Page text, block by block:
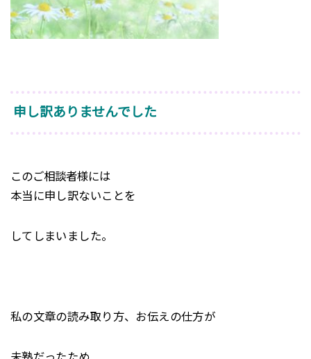
申し訳ありませんでした
このご相談者様には
本当に申し訳ないことを
してしまいました。
私の文章の読み取り方、お伝えの仕方が